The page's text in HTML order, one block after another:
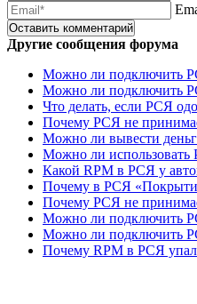
Другие сообщения форума
Можно ли подключить
Можно ли подключить
Что делать, если РСЯ
Почему РСЯ не
Можно ли вывести
Можно ли использовать
Какой RPM в РСЯ у
Почему в РСЯ
Почему РСЯ не
Можно ли подключить
Можно ли подключить
Почему RPM в РСЯ упал